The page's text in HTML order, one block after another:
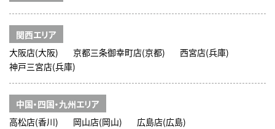
関西エリア
大阪店(大阪)
京都三条御幸町店(京都)
西宮店(兵庫)
神戸三宮店(兵庫)
中国・四国・九州エリア
高松店(香川)
岡山店(岡山)
広島店(広島)